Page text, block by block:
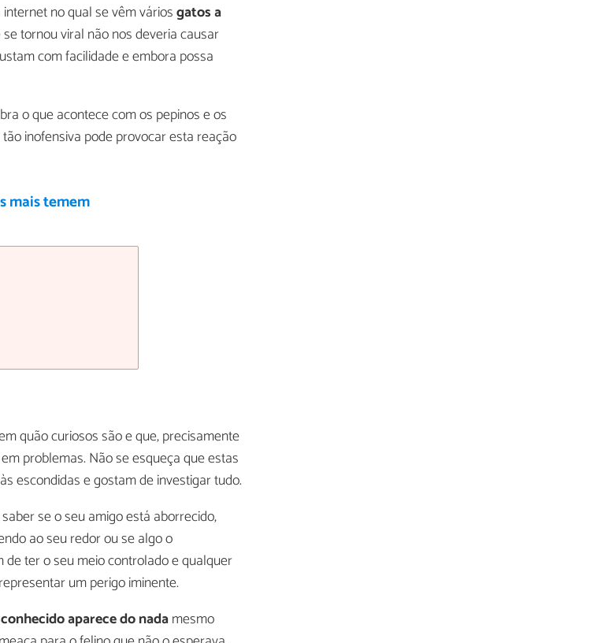
no qual se vêm váriosgatos a
tornou viral não nos deveria causar
com facilidade e embora possa
o que acontece com os pepinos e os
inofensiva pode provocar esta reação
mais temem
quão curiosos são e que, precisamente
problemas. Não se esqueça que estas
escondidas e gostam de investigar tudo.
se o seu amigo está aborrecido,
ao seu redor ou se algo o
ter o seu meio controlado e qualquer
um perigo iminente.
aparece do nadamesmo